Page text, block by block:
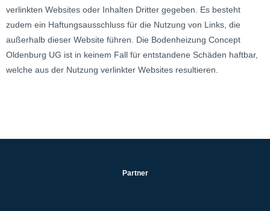
verlinkten Websites oder Inhalten Dritter gegeben. Es besteht
zudem ein Haftungsausschluss für die Nutzung von Links, die
außerhalb dieser Website führen. Die Bodenheizung Concept
Oldenburg UG ist in keinem Fall für entstandene Schäden haftbar,
welche aus der Nutzung verlinkter Websites resultieren.
Partner